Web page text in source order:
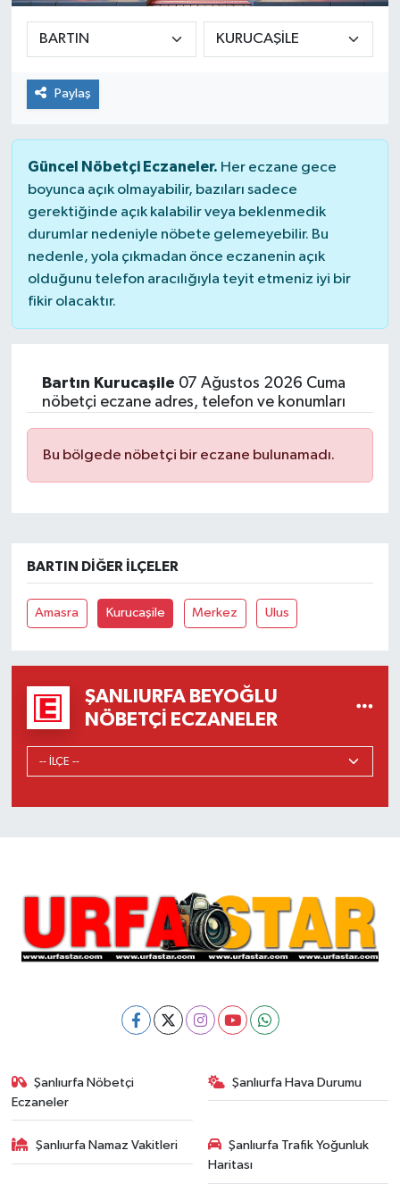
Paylaş
Güncel Nöbetçi Eczaneler. Her eczane gece
boyunca açık olmayabilir, bazıları sadece
gerektiğinde açık kalabilir veya beklenmedik
durumlar nedeniyle nöbete gelemeyebilir. Bu
nedenle, yola çıkmadan önce eczanenin açık
olduğunu telefon aracılığıyla teyit etmeniz iyi bir
fikir olacaktır.
Bartın Kurucaşile 07 Ağustos 2026 Cuma
nöbetçi eczane adres, telefon ve konumları
Bu bölgede nöbetçi bir eczane bulunamadı.
BARTIN DIĞER İLÇELER
Amasra Kurucaşile Merkez Ulus
ŞANLIURFA BEYOĞLU
NÖBETÇI ECZANELER
Şanlıurfa Nöbetçi
Eczaneler
Şanlıurfa Hava Durumu
Şanlıurfa Namaz Vakitleri
Şanlıurfa Trafik Yoğunluk
Haritası